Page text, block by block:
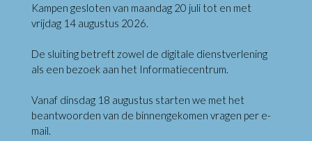
Kampen gesloten van maandag 20 juli tot en met
vrijdag 14 augustus 2026.
De sluiting betreft zowel de digitale dienstverlening
als een bezoek aan het Informatiecentrum.
Vanaf dinsdag 18 augustus starten we met het
beantwoorden van de binnengekomen vragen per e-
mail.